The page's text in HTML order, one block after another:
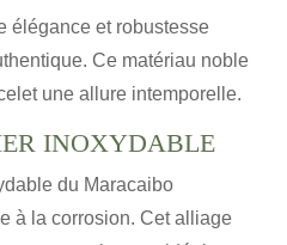
élégance et robustesse
Ce matériau noble
une allure intemporelle.
INOXYDABLE
du Maracaibo
à la corrosion. Cet alliage